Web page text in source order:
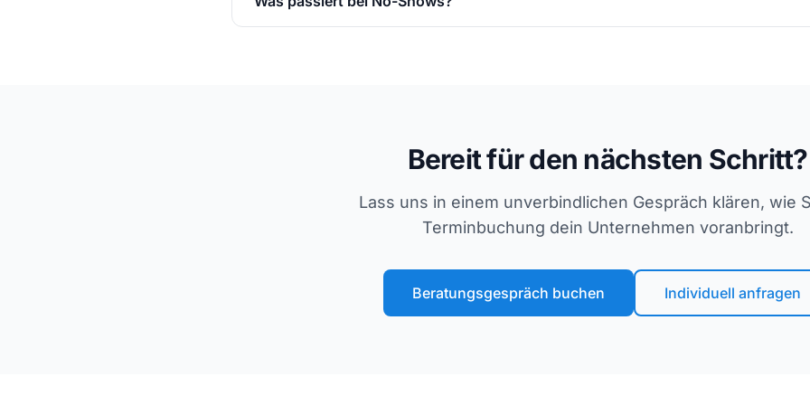
Bereit für den nächsten Schritt?
Lass uns in einem unverbindlichen Gespräch klären, wie
Terminbuchung dein Unternehmen voranbringt.
Beratungsgespräch buchen Individuell anfragen